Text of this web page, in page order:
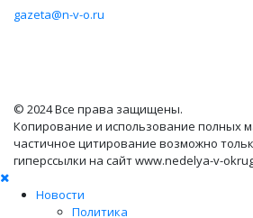
gazeta@n-v-o.ru
© 2024 Все права защищены.
Копирование и использование полных
частичное цитирование возможно
гиперссылки на сайт www.nedelya-v-
Новости
Политика